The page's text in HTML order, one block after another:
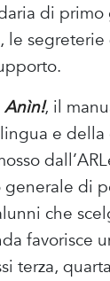
di primo
le
Anìn!, il
e della
generale di
che
favorisce
terza,